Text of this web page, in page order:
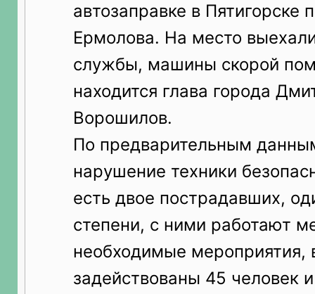
автозаправке в Пятигорске
Ермолова. На место
службы, машины скорой
находится глава города
Ворошилов.
По предварительным
нарушение техники
есть двое пострадавших,
степени, с ними работают
необходимые мероприятия,
задействованы 45 человек